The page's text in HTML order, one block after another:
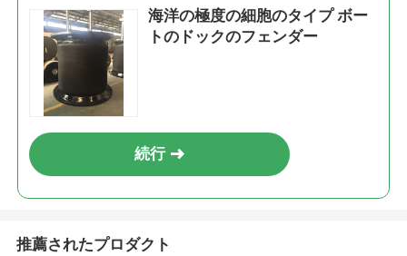
海洋の極度の細胞のタイプ ボー
トのドックのフェンダー
続行
推薦されたプロダクト